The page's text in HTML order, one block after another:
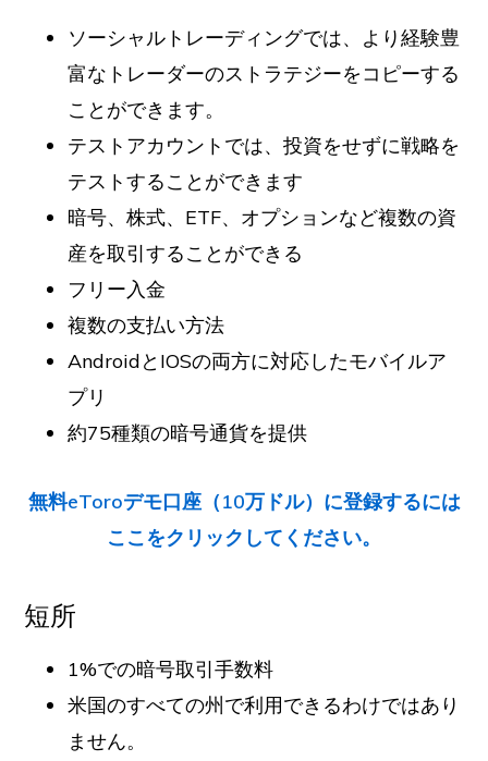
ソーシャルトレーディングでは、より経験豊
富なトレーダーのストラテジーをコピーする
ことができます。
テストアカウントでは、投資をせずに戦略を
テストすることができます
暗号、株式、ETF、オプションなど複数の資
産を取引することができる
フリー入金
複数の支払い方法
AndroidとIOSの両方に対応したモバイルア
プリ
約75種類の暗号通貨を提供
無料eToroデモ口座（10万ドル）に登録するには
ここをクリックしてください。
短所
1%での暗号取引手数料
米国のすべての州で利用できるわけではあり
ません。